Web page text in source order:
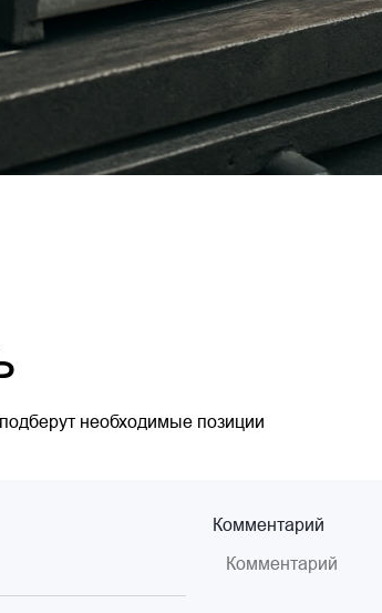
необходимые позиции
Комментарий